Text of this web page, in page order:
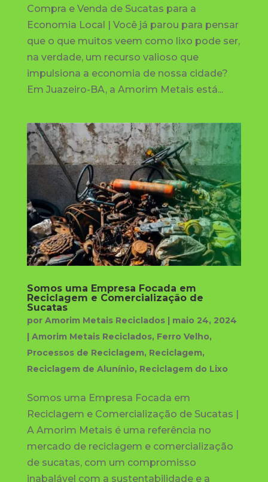
Compra e Venda de Sucatas para a
Economia Local | Você já parou para pensar
que o que muitos veem como lixo pode ser,
na verdade, um recurso valioso que
impulsiona a economia de nossa cidade?
Em Juazeiro-BA, a Amorim Metais está...
Somos uma Empresa Focada em
Reciclagem e Comercialização de
Sucatas
por Amorim Metais Reciclados| maio 24, 2024
| Amorim Metais Reciclados, Ferro Velho,
Processos de Reciclagem, Reciclagem,
Reciclagem de Alunínio, Reciclagem do Lixo
Somos uma Empresa Focada em
Reciclagem e Comercialização de Sucatas |
A Amorim Metais é uma referência no
mercado de reciclagem e comercialização
de sucatas, com um compromisso
inabalável com a sustentabilidade e a